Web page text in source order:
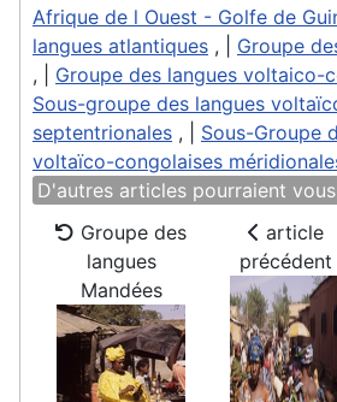
Afrique de l Ouest - Golfe de
langues atlantiques , | Groupe
, | Groupe des langues voltaico-
Sous-groupe des langues
septentrionales , | Sous-Groupe
voltaïco-congolaises
D'autres articles pourraient
Groupe des
langues
Mandées
article
précédent